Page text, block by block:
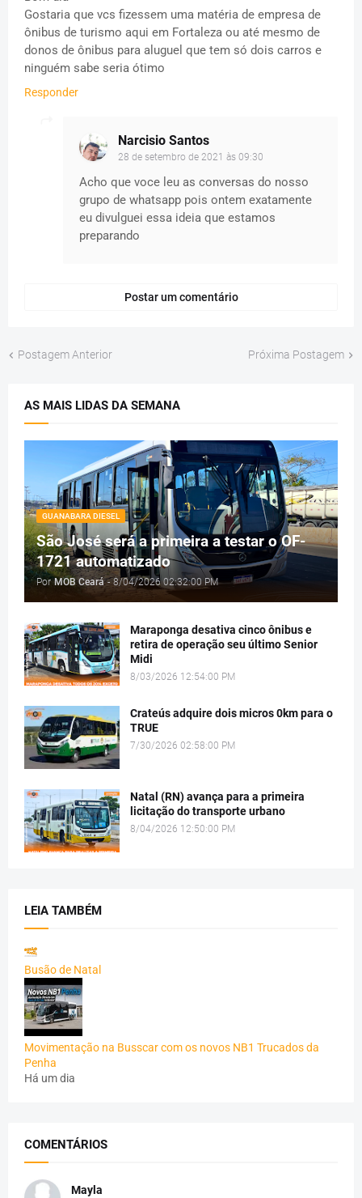
Gostaria que vcs fizessem uma matéria de empresa de
ônibus de turismo aqui em Fortaleza ou até mesmo de
donos de ônibus para aluguel que tem só dois carros e
ninguém sabe seria ótimo
Responder
Narcisio Santos
28 de setembro de 2021 às 09:30
Acho que voce leu as conversas do nosso
grupo de whatsapp pois ontem exatamente
eu divulguei essa ideia que estamos
preparando
Postar um comentário
Postagem Anterior Próxima Postagem
AS MAIS LIDAS DA SEMANA
GUANABARA DIESEL
São José será a primeira a testar o OF-
1721 automatizado
Por MOB Ceará - 8/04/2026 02:32:00 PM
Maraponga desativa cinco ônibus e
retira de operação seu último Senior
Midi
8/03/2026 12:54:00 PM
Crateús adquire dois micros 0km para o
TRUE
7/30/2026 02:58:00 PM
Natal (RN) avança para a primeira
licitação do transporte urbano
8/04/2026 12:50:00 PM
LEIA TAMBÉM
Busão de Natal
Movimentação na Busscar com os novos NB1 Trucados da
Penha
Há um dia
COMENTÁRIOS
Mayla